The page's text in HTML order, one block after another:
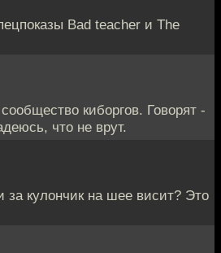
Bad teacher и The
киборгов. Говорят -
что не врут.
кулончик на шее висит? Это